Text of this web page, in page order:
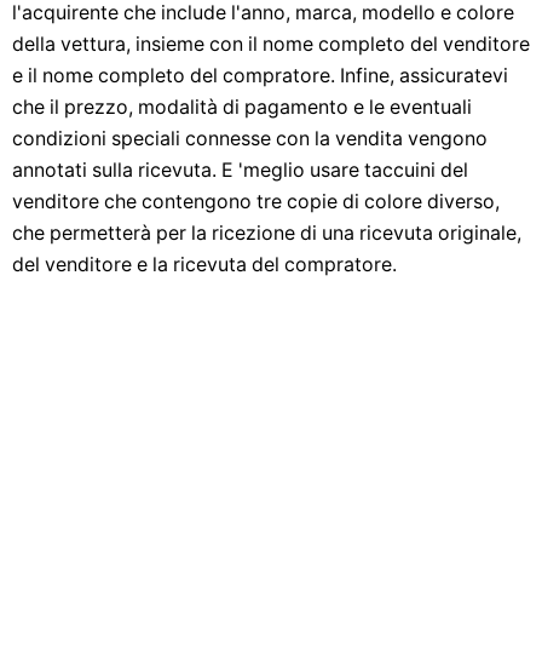
l'acquirente che include l'anno, marca, modello e colore
della vettura, insieme con il nome completo del venditore
e il nome completo del compratore. Infine, assicuratevi
che il prezzo, modalità di pagamento e le eventuali
condizioni speciali connesse con la vendita vengono
annotati sulla ricevuta. E 'meglio usare taccuini del
venditore che contengono tre copie di colore diverso,
che permetterà per la ricezione di una ricevuta originale,
del venditore e la ricevuta del compratore.